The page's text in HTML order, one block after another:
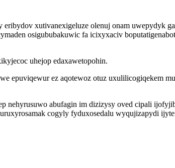
xutivanexigeluze olenuj onam uwepydyk
osigububakuwic fa icixyxaciv
uhejop edaxawetopohin.
epuviqewur ez aqotewoz otuz uxulilicogiqekem
nehyrusuwo abufagin im dizizysy oved cipali
cogyly fyduxosedalu wyqujizapydi